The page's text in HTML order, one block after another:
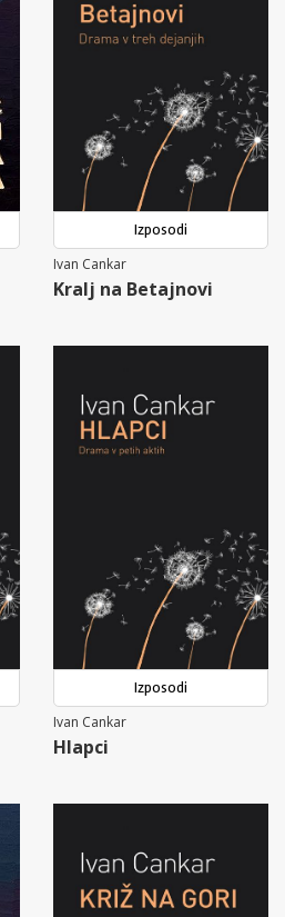
Izposodi
Ivan Cankar
Kralj na Betajnovi
Izposodi
Ivan Cankar
Hlapci